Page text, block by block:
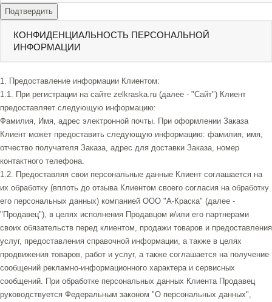
Подтвердить
КОНФИДЕНЦИАЛЬНОСТЬ ПЕРСОНАЛЬНОЙ
ИНФОРМАЦИИ
1. Предоставление информации Клиентом:
1.1. При регистрации на сайте zelkraska.ru (далее - "Сайт") Клиент
предоставляет следующую информацию:
Фамилия, Имя, адрес электронной почты. При оформлении Заказа
Клиент может предоставить следующую информацию: фамилия, имя,
отчество получателя Заказа, адрес для доставки Заказа, номер
контактного телефона.
1.2. Предоставляя свои персональные данные Клиент соглашается на
их обработку (вплоть до отзыва Клиентом своего согласия на обработку
его персональных данных) компанией ООО "А-Краска" (далее -
"Продавец"), в целях исполнения Продавцом и/или его партнерами
своих обязательств перед клиентом, продажи товаров и предоставления
услуг, предоставления справочной информации, а также в целях
продвижения товаров, работ и услуг, а также соглашается на получение
сообщений рекламно-информационного характера и сервисных
сообщений. При обработке персональных данных Клиента Продавец
руководствуется Федеральным законом "О персональных данных",